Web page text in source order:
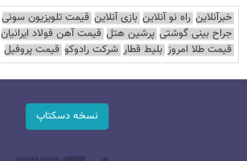
خبرآنلاین راه نو آنلاین بازی آنلاین قیمت تلویزیون سونی
جراح بینی گوشتی پرشین هتل قیمت آهن فولاد ایرانیان
قیمت طلا امروز بلیط قطار شرکت رادوکو قیمت پروفیل
نسخه دسکتاپ